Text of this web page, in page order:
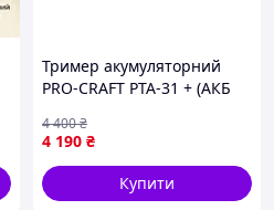
Тример акумуляторний
PRO-CRAFT PTA-31 + (АКБ
4 190 ₴
4 400₴
Купити